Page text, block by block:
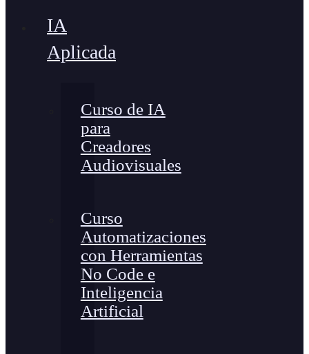
IA
Aplicada
Curso de IA
para
Creadores
Audiovisuales
Curso
Automatizaciones
con Herramientas
No Code e
Inteligencia
Artificial